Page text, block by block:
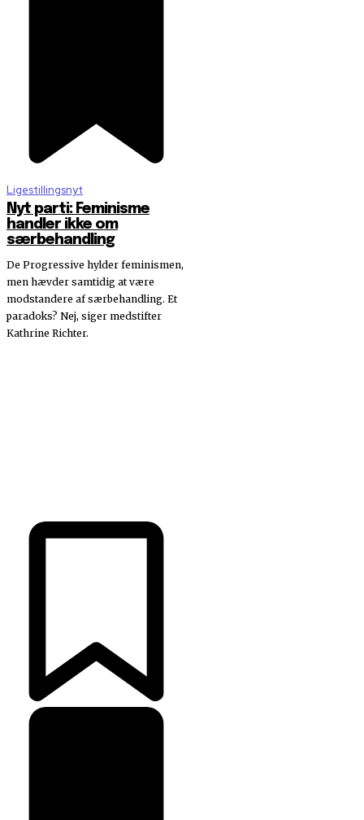
Ligestillingsnyt
Nyt parti: Feminisme
handler ikke om
særbehandling
De Progressive hylder feminismen,
men hævder samtidig at være
modstandere af særbehandling. Et
paradoks? Nej, siger medstifter
Kathrine Richter.